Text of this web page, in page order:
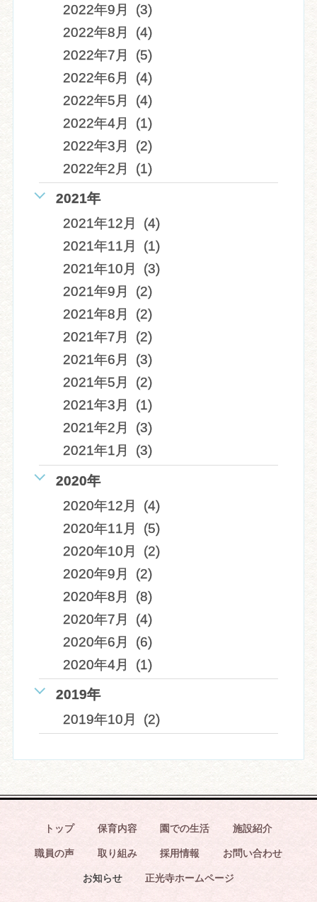
2022年9月 (3)
2022年8月 (4)
2022年7月 (5)
2022年6月 (4)
2022年5月 (4)
2022年4月 (1)
2022年3月 (2)
2022年2月 (1)
2021年
2021年12月 (4)
2021年11月 (1)
2021年10月 (3)
2021年9月 (2)
2021年8月 (2)
2021年7月 (2)
2021年6月 (3)
2021年5月 (2)
2021年3月 (1)
2021年2月 (3)
2021年1月 (3)
2020年
2020年12月 (4)
2020年11月 (5)
2020年10月 (2)
2020年9月 (2)
2020年8月 (8)
2020年7月 (4)
2020年6月 (6)
2020年4月 (1)
2019年
2019年10月 (2)
トップ 保育内容 園での生活 施設紹介
職員の声 取り組み 採用情報 お問い合わせ
お知らせ 正光寺ホームページ